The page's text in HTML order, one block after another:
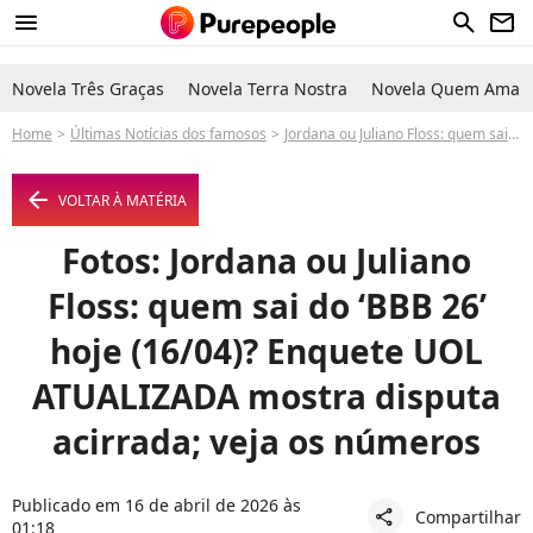
menu search newsletter
Novela Três Graças Novela Terra Nostra Novela Quem Ama
Home Últimas Notícias dos famosos Jordana ou Juliano Floss: quem sai do ‘BBB 26’ hoje (16/04)? Enquete UOL ATUALIZADA mostra disputa acirrada; veja os números
arrow_left VOLTAR À MATÉRIA
Fotos: Jordana ou Juliano
Floss: quem sai do ‘BBB 26’
hoje (16/04)? Enquete UOL
ATUALIZADA mostra disputa
acirrada; veja os números
Publicado em 16 de abril de 2026 às
01:18
share Compartilhar